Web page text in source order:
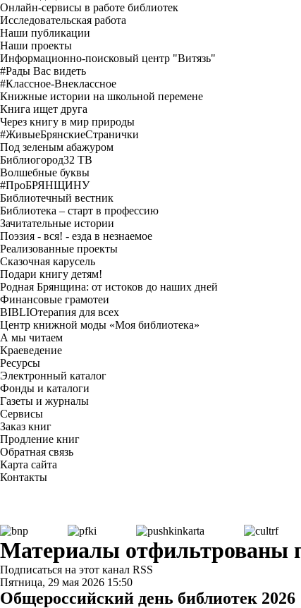
Онлайн-сервисы в работе библиотек
Исследовательская работа
Наши публикации
Наши проекты
Информационно-поисковый центр "Витязь"
#Рады Вас видеть
#Классное-Внеклассное
Книжные истории на школьной перемене
Книга ищет друга
Через книгу в мир природы
#ЖивыеБрянскиеСтранички
Под зеленым абажуром
Библиогород32 ТВ
Волшебные буквы
#ПроБРЯНЩИНУ
Библиотечный вестник
Библиотека – старт в профессию
Зачитательные истории
Поэзия - вся! - езда в незнаемое
Реализованные проекты
Сказочная карусель
Подари книгу детям!
Родная Брянщина: от истоков до наших дней
Финансовые грамотеи
BIBLIOтерапия для всех
Центр книжной моды «Моя библиотека»
А мы читаем
Краеведение
Ресурсы
Электронный каталог
Фонды и каталоги
Газеты и журналы
Сервисы
Заказ книг
Продление книг
Обратная связь
Карта сайта
Контакты
Материалы отфильтрованы
Подписаться на этот канал RSS
Пятница, 29 мая 2026 15:50
Общероссийский день библиотек 2026